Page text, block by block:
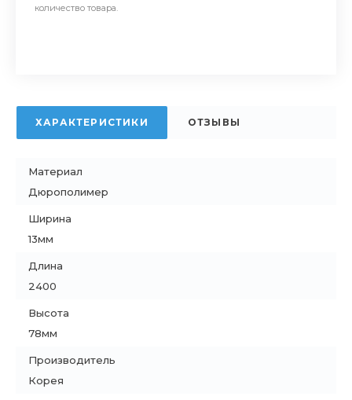
количество товара.
ХАРАКТЕРИСТИКИ ОТЗЫВЫ
Материал
Дюрополимер
Ширина
13мм
Длина
2400
Высота
78мм
Производитель
Корея